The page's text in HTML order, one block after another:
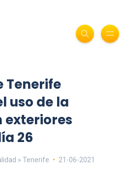
Tenerife
uso de la
exteriores
26
» Tenerife 21-06-2021